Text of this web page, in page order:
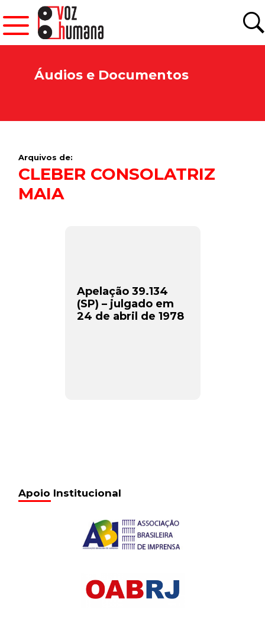
Áudios e Documentos
Arquivos de:
CLEBER CONSOLATRIZ
MAIA
Apelação 39.134
(SP) – julgado em
24 de abril de 1978
Apoio Institucional